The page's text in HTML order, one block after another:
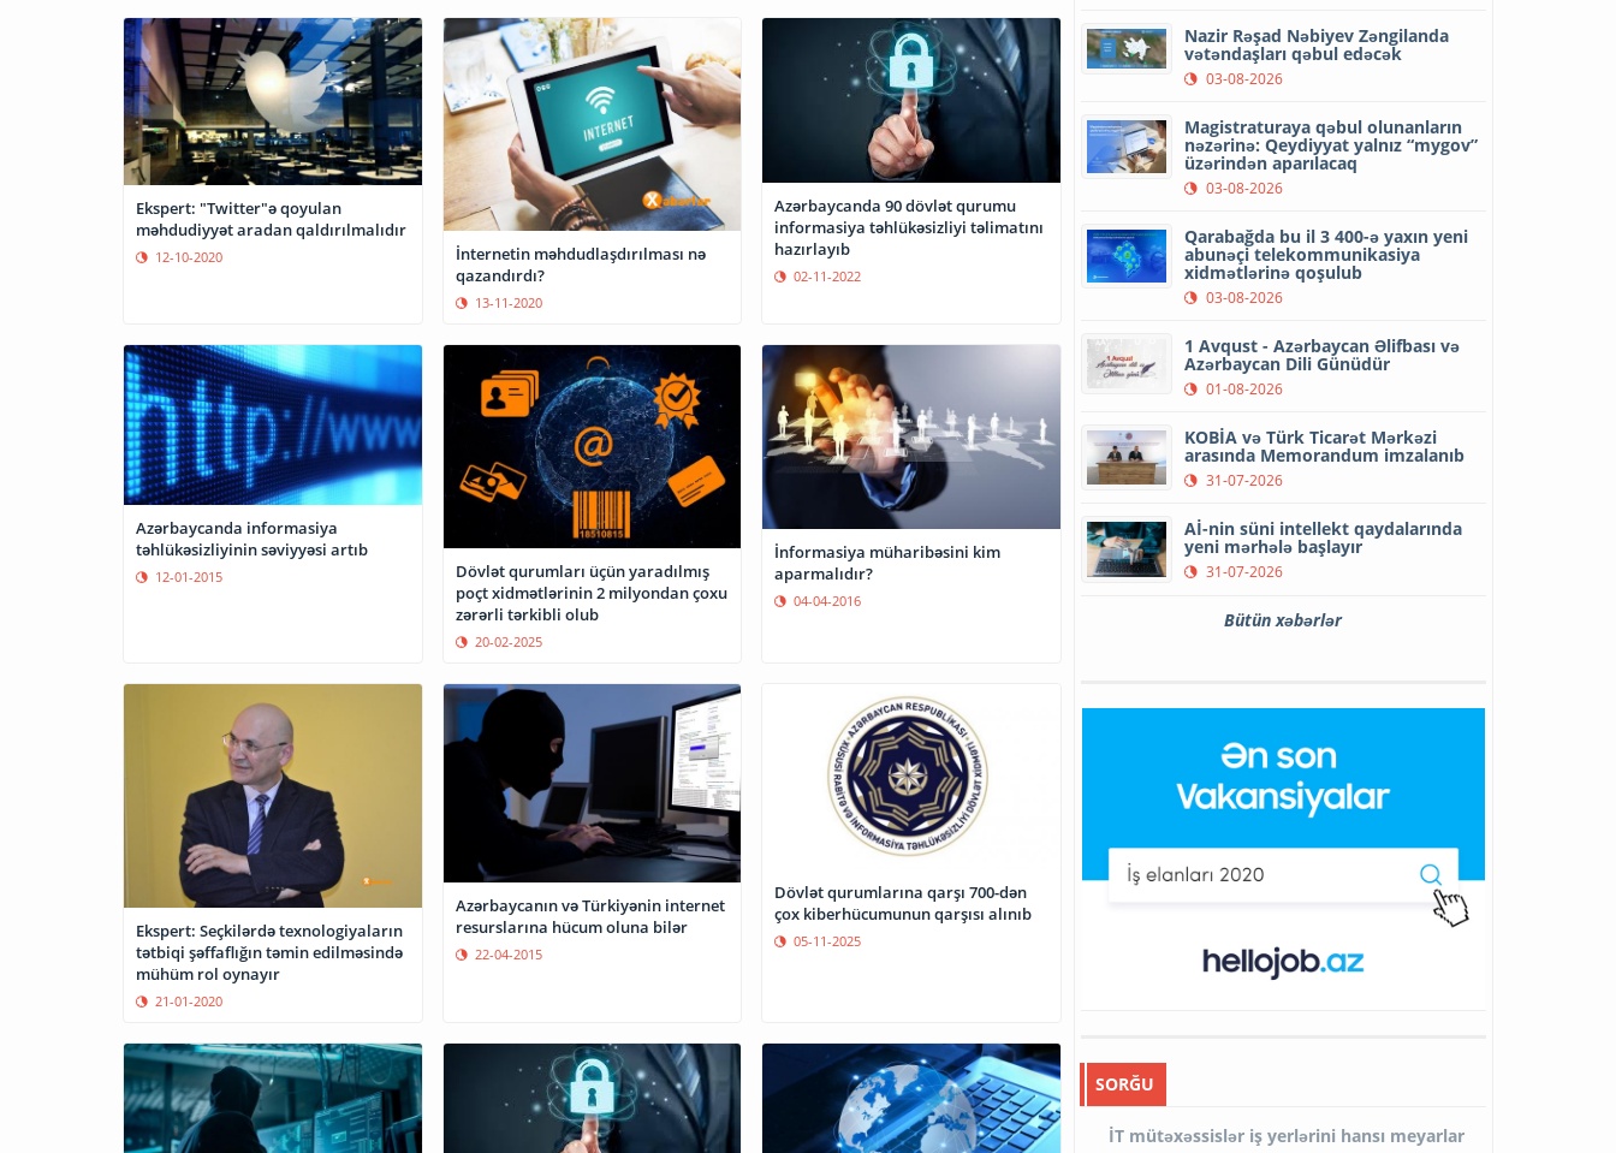
Ekspert: "Twitter"ə qoyulan
məhdudiyyət aradan qaldırılmalıdır
12-10-2020
İnternetin məhdudlaşdırılması nə
qazandırdı?
13-11-2020
Azərbaycanda 90 dövlət qurumu
informasiya təhlükəsizliyi təlimatını
hazırlayıb
02-11-2022
Azərbaycanda informasiya
təhlükəsizliyinin səviyyəsi artıb
12-01-2015
Dövlət qurumları üçün yaradılmış
poçt xidmətlərinin 2 milyondan çoxu
zərərli tərkibli olub
20-02-2025
İnformasiya müharibəsini kim
aparmalıdır?
04-04-2016
Ekspert: Seçkilərdə texnologiyaların
tətbiqi şəffaflığın təmin edilməsində
mühüm rol oynayır
21-01-2020
Azərbaycanın və Türkiyənin internet
resurslarına hücum oluna bilər
22-04-2015
Dövlət qurumlarına qarşı 700-dən
çox kiberhücumunun qarşısı alınıb
05-11-2025
Nazir Rəşad Nəbiyev Zəngilanda
vətəndaşları qəbul edəcək
03-08-2026
Magistraturaya qəbul olunanların
nəzərinə: Qeydiyyat yalnız “mygov”
üzərindən aparılacaq
03-08-2026
Qarabağda bu il 3 400-ə yaxın yeni
abunəçi telekommunikasiya
xidmətlərinə qoşulub
03-08-2026
1 Avqust - Azərbaycan Əlifbası və
Azərbaycan Dili Günüdür
01-08-2026
KOBİA və Türk Ticarət Mərkəzi
arasında Memorandum imzalanıb
31-07-2026
Aİ-nin süni intellekt qaydalarında
yeni mərhələ başlayır
31-07-2026
Bütün xəbərlər
SORĞU
İT mütəxəssislər iş yerlərini hansı meyarlar